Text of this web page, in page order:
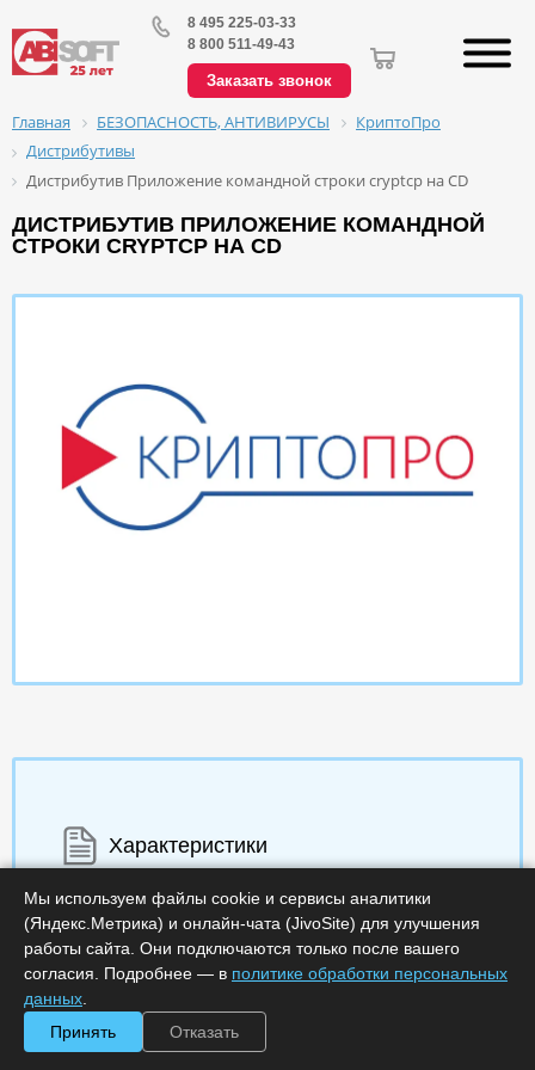
8 495 225-03-33
8 800 511-49-43
Заказать звонок
Главная БЕЗОПАСНОСТЬ, АНТИВИРУСЫ
КриптоПро
Дистрибутивы
Дистрибутив Приложение командной строки cryptcp на CD
ДИСТРИБУТИВ ПРИЛОЖЕНИЕ КОМАНДНОЙ
СТРОКИ CRYPTCP НА CD
Характеристики
Срок поставки, дней :14
Минимальное количество лицензий :1
Код :0000-358053
Обработка заказа :
в рабочее время
Мы используем файлы cookie и сервисы аналитики
(Яндекс.Метрика) и онлайн-чата (JivoSite) для улучшения
работы сайта. Они подключаются только после вашего
согласия. Подробнее — в политике обработки персональных
данных
Принять
Отказать